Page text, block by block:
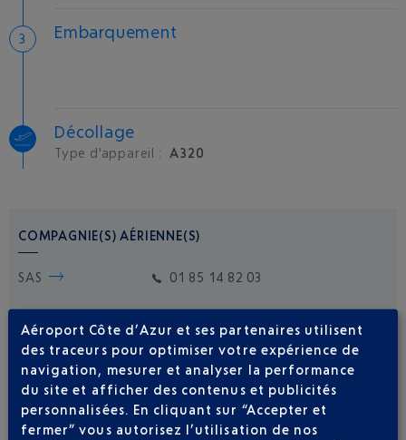
Embarquement
Décollage
Type d'appareil : A320
COMPAGNIE(S) AÉRIENNE(S)
SAS 01 85 14 82 03
Soyez notifié(e) de
Aéroport Côte d’Azur et ses partenaires utilisent
des traceurs pour optimiser votre expérience de
navigation, mesurer et analyser la performance
du site et afficher des contenus et publicités
personnalisées. En cliquant sur “Accepter et
fermer” vous autorisez l’utilisation de nos